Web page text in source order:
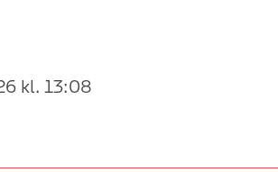
kl. 13:08